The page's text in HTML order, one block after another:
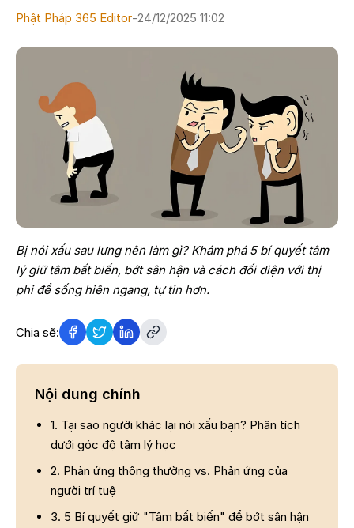
Phật Pháp 365 Editor-24/12/2025 11:02
Bị nói xấu sau lưng nên làm gì? Khám phá 5 bí quyết tâm
lý giữ tâm bất biến, bớt sân hận và cách đối diện với thị
phi để sống hiên ngang, tự tin hơn.
Chia sẽ:
Nội dung chính
1. Tại sao người khác lại nói xấu bạn? Phân tích
dưới góc độ tâm lý học
2. Phản ứng thông thường vs. Phản ứng của
người trí tuệ
3. 5 Bí quyết giữ "Tâm bất biến" để bớt sân hận